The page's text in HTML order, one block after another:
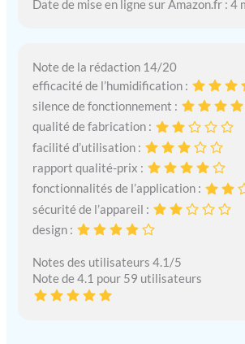
Date de mise en ligne sur Amazon.fr : 4
Note de la rédaction 14/20
efficacité de l’humidification :
silence de fonctionnement :
qualité de fabrication :
facilité d’utilisation :
rapport qualité-prix :
fonctionnalités de l’application :
sécurité de l’appareil :
design :
Notes des utilisateurs 4.1/5
Note de 4.1 pour 59 utilisateurs